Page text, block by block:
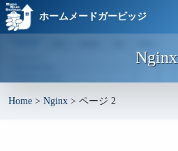
ホームメードガービッジ
Nginx
Home > Nginx > ページ 2